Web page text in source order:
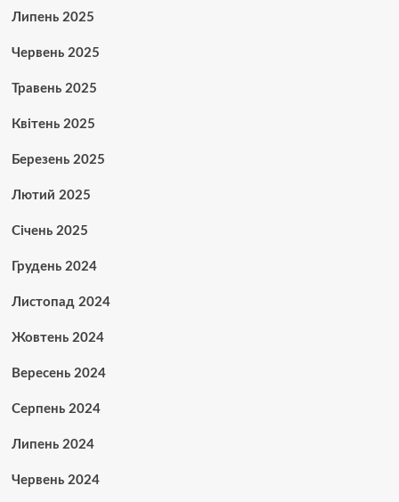
Липень 2025
Червень 2025
Травень 2025
Квітень 2025
Березень 2025
Лютий 2025
Січень 2025
Грудень 2024
Листопад 2024
Жовтень 2024
Вересень 2024
Серпень 2024
Липень 2024
Червень 2024